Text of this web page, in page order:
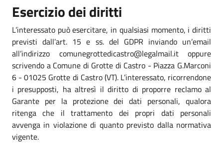
Esercizio dei diritti
L’interessato può esercitare, in qualsiasi momento, i diritti
previsti dall’art. 15 e ss. del GDPR inviando un’email
all’indirizzo comunegrottedicastro@legalmail.it oppure
scrivendo a Comune di Grotte di Castro - Piazza G.Marconi
6 - 01025 Grotte di Castro (VT). L’interessato, ricorrendone
i presupposti, ha altresì il diritto di proporre reclamo al
Garante per la protezione dei dati personali, qualora
ritenga che il trattamento dei propri dati personali
avvenga in violazione di quanto previsto dalla normativa
vigente.